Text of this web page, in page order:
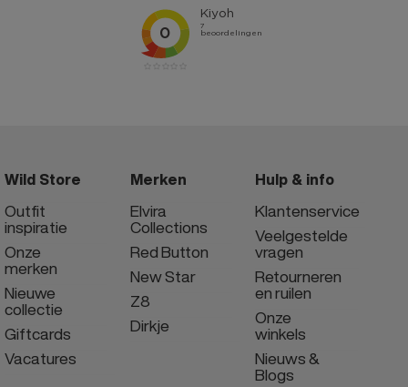
Wild Store
Outfit
inspiratie
Onze
merken
Nieuwe
collectie
Giftcards
Vacatures
Merken
Elvira
Collections
Red Button
New Star
Z8
Dirkje
Hulp & info
Klantenservice
Veelgestelde
vragen
Retourneren
en ruilen
Onze
winkels
Nieuws &
Blogs